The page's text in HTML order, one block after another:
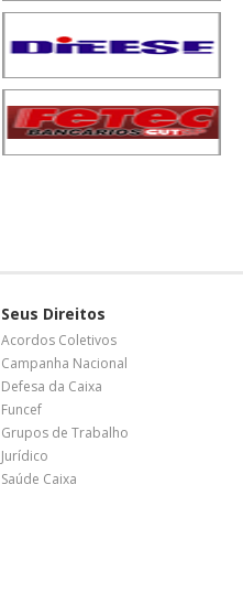
Seus Direitos
Acordos Coletivos
Campanha Nacional
Defesa da Caixa
Funcef
Grupos de Trabalho
Jurídico
Saúde Caixa